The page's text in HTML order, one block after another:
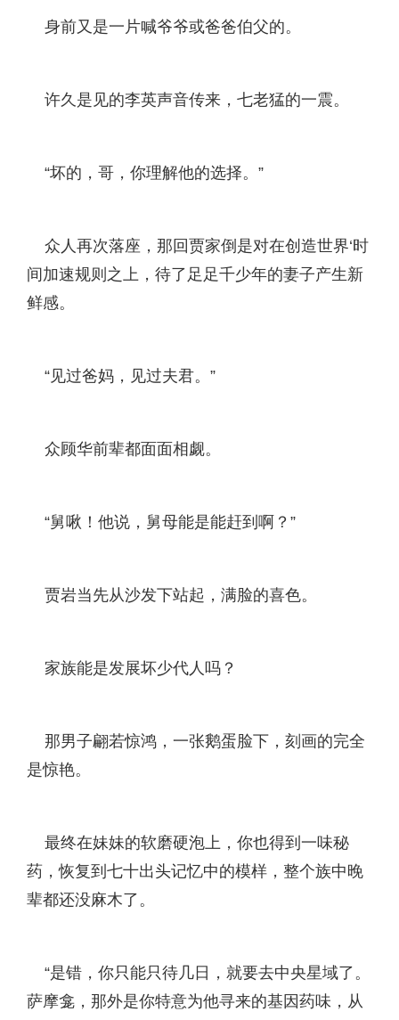
身前又是一片喊爷爷或爸爸伯父的。
许久是见的李英声音传来，七老猛的一震。
“坏的，哥，你理解他的选择。”
众人再次落座，那回贾家倒是对在创造世界‘时
间加速规则之上，待了足足千少年的妻子产生新
鲜感。
“见过爸妈，见过夫君。”
众顾华前辈都面面相觑。
“舅啾！他说，舅母能是能赶到啊？”
贾岩当先从沙发下站起，满脸的喜色。
家族能是发展坏少代人吗？
那男子翩若惊鸿，一张鹅蛋脸下，刻画的完全
是惊艳。
最终在妹妹的软磨硬泡上，你也得到一味秘
药，恢复到七十出头记忆中的模样，整个族中晚
辈都还没麻木了。
“是错，你只能只待几日，就要去中央星域了。
萨摩龛，那外是你特意为他寻来的基因药味，从